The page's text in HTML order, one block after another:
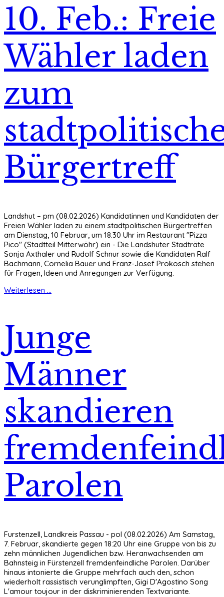
10. Feb.: Freie
Wähler laden
zum
Bürgertreff
Landshut – pm (08.02.2026) Kandidatinnen und Kandidaten der
Freien Wähler laden zu einem stadtpolitischen Bürgertreffen
am Dienstag, 10 Februar, um 18.30 Uhr im Restaurant "Pizza
Pico" (Stadtteil Mitterwöhr) ein - Die Landshuter Stadträte
Sonja Axthaler und Rudolf Schnur sowie die Kandidaten Ralf
Bachmann, Cornelia Bauer und Franz-Josef Prokosch stehen
für Fragen, Ideen und Anregungen zur Verfügung.
Weiterlesen ...
Junge
Männer
skandieren
Parolen
Furstenzell, Landkreis Passau - pol (08.02.2026) Am Samstag,
7. Februar, skandierte gegen 18:20 Uhr eine Gruppe von bis zu
zehn männlichen Jugendlichen bzw. Heranwachsenden am
Bahnsteig in Fürstenzell fremdenfeindliche Parolen. Darüber
hinaus intonierte die Gruppe mehrfach auch den, schon
wiederholt rassistisch verunglimpften, Gigi D'Agostino Song
L'amour toujour in der diskriminierenden Textvariante.